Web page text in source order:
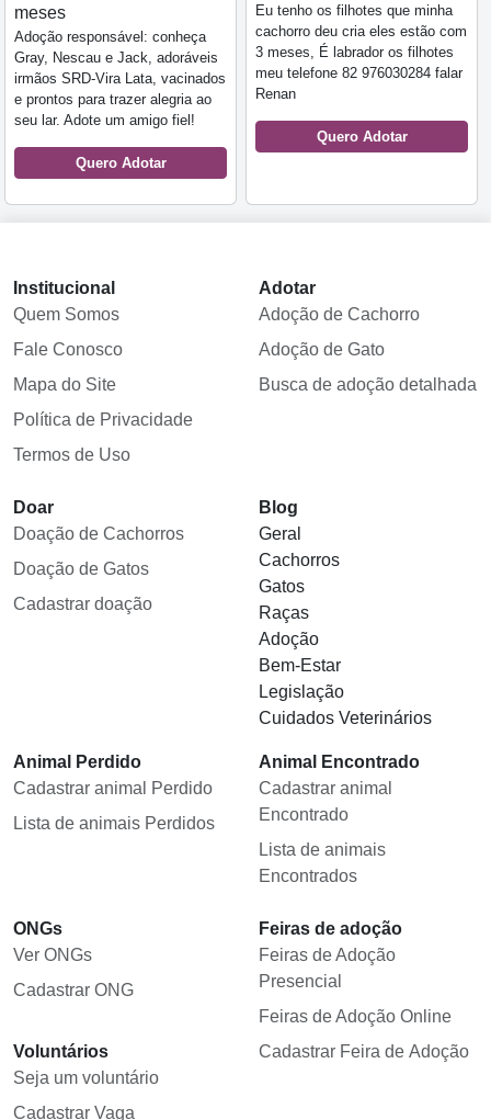
meses
Adoção responsável: conheça
Gray, Nescau e Jack, adoráveis
irmãos SRD-Vira Lata, vacinados
e prontos para trazer alegria ao
seu lar. Adote um amigo fiel!
Quero Adotar
Eu tenho os filhotes que minha
cachorro deu cria eles estão com
3 meses, É labrador os filhotes
meu telefone 82 976030284 falar
Renan
Quero Adotar
Institucional
Quem Somos
Fale Conosco
Mapa do Site
Política de Privacidade
Termos de Uso
Adotar
Adoção de Cachorro
Adoção de Gato
Busca de adoção detalhada
Doar
Doação de Cachorros
Doação de Gatos
Cadastrar doação
Blog
Geral
Cachorros
Gatos
Raças
Adoção
Bem-Estar
Legislação
Cuidados Veterinários
Animal Perdido
Cadastrar animal Perdido
Lista de animais Perdidos
Animal Encontrado
Cadastrar animal
Encontrado
Lista de animais
Encontrados
ONGs
Ver ONGs
Cadastrar ONG
Voluntários
Seja um voluntário
Cadastrar Vaga
Feiras de adoção
Feiras de Adoção
Presencial
Feiras de Adoção Online
Cadastrar Feira de Adoção